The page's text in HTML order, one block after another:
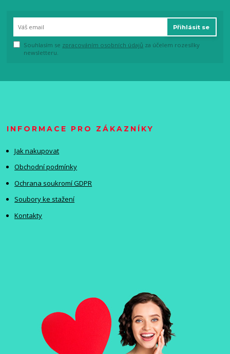
Přihlásit se
Souhlasím se zpracováním osobních údajů za účelem rozesílky
newsletteru.
INFORMACE PRO ZÁKAZNÍKY
Jak nakupovat
Obchodní podmínky
Ochrana soukromí GDPR
Soubory ke stažení
Kontakty